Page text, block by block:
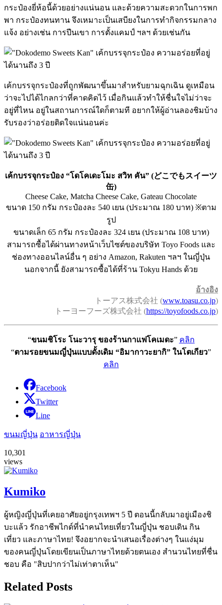
กระป๋องยี่ห้อนี้ด้วยอย่างแน่นอน และด้วยความสะดวกในการพก
พา กระป๋องทนทาน จึงเหมาะเป็นเสบียงในการทำกิจกรรมกลาง
แจ้ง อย่างเช่น การปีนเขา การตั้งแคมป์ ฯลฯ ด้วยเช่นกัน
เค้กบรรจุกระป๋องที่ถูกพัฒนาขึ้นมาสำหรับยามฉุกเฉิน ดูเหมือน
ว่าจะไปได้ไกลกว่าที่คาดคิดไว้ เมื่อกินแล้วทำให้ชื่นใจไม่ว่าจะ
อยู่ที่ไหน อยู่ในสถานการณ์ใดก็ตามที อยากให้ผู้อ่านลองชิมบ้าง
รับรองว่าอร่อยติดใจแน่นอนค่ะ
เค้กบรรจุกระป๋อง “โดโคเดะโมะ สวิท คัน” (どこでもスイーツ
缶)
Cheese Cake, Matcha Cheese Cake, Gateau Chocolate
ขนาด 150 กรัม กระป๋องละ 540 เยน (ประมาณ 180 บาท) ※ตาม
รูป
ขนาดเล็ก 65 กรัม กระป๋องละ 324 เยน (ประมาณ 108 บาท)
สามารถซื้อได้ผ่านทางหน้าเว็บไซต์ของบริษัท Toyo Foods และ
ช่องทางออนไลน์อื่น ๆ อย่าง Amazon, Rakuten ฯลฯ ในญี่ปุ่น
นอกจากนี้ ยังสามารถซื้อได้ที่ร้าน Tokyu Hands ด้วย
อ้างอิง
トーアス株式会社 (www.toasu.co.jp)
トーヨーフーズ株式会社 (https://toyofoods.co.jp)
“ขนมชิโระ โนะวารุ ของร้านกาแฟโคเมดะ” คลิก
“ตามรอยขนมญี่ปุ่นแบบดั้งเดิม “อิมากาวะยากิ” ในโตเกียว”
คลิก
Facebook
Twitter
Line
ขนมญี่ปุ่น อาหารญี่ปุ่น
10,301
views
Kumiko
ผู้หญิงญี่ปุ่นที่เคยอาศัยอยู่กรุงเทพฯ 5 ปี ตอนนี้กลับมาอยู่เมืองชิ
บะแล้ว รักอาชีพไกด์ที่นำคนไทยเที่ยวในญี่ปุ่น ชอบเดิน กิน
เที่ยว และภาษาไทย! จึงอยากจะนำเสนอเรื่องต่างๆ ในแง่มุม
ของคนญี่ปุ่นโดยเขียนเป็นภาษาไทยด้วยตนเอง สำนวนไทยที่ชื่น
ชอบ คือ "สิบปากว่าไม่เท่าตาเห็น"
Related Posts